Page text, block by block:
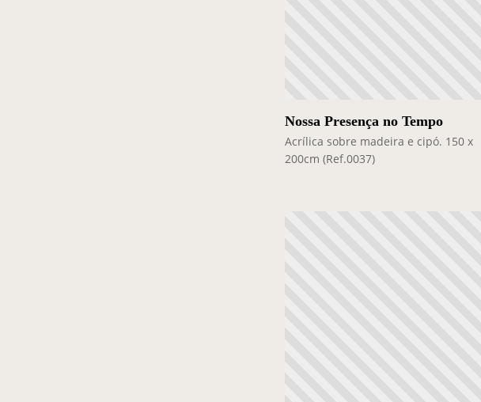
Nossa Presença no Tempo
Acrílica sobre madeira e cipó. 150 x
200cm (Ref.0037)